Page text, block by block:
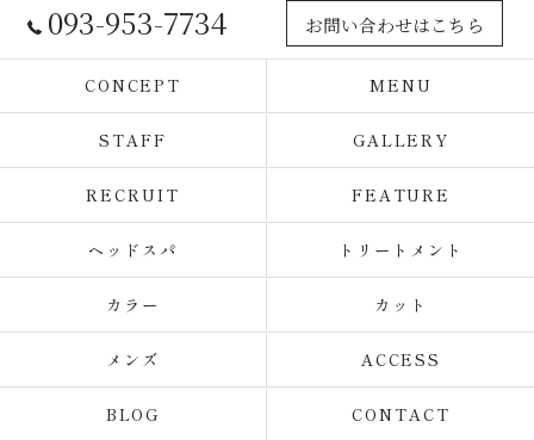
093-953-7734 お問い合わせはこちら
CONCEPT MENU
STAFF GALLERY
RECRUIT FEATURE
ヘッドスパ トリートメント
カラー カット
メンズ ACCESS
BLOG CONTACT